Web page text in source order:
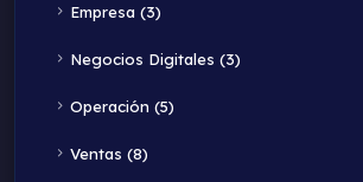
Empresa (3)
Negocios Digitales (3)
Operación (5)
Ventas (8)